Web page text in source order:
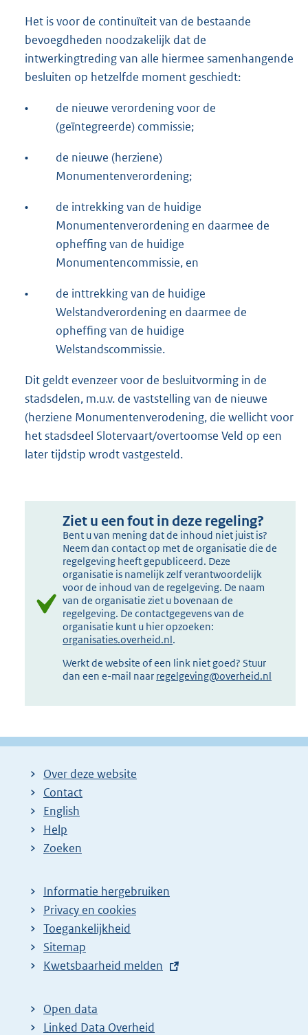
Het is voor de continuïteit van de bestaande
bevoegdheden noodzakelijk dat de
intwerkingtreding van alle hiermee samenhangende
besluiten op hetzelfde moment geschiedt:
•
de nieuwe verordening voor de
(geïntegreerde) commissie;
•
de nieuwe (herziene)
Monumentenverordening;
•
de intrekking van de huidige
Monumentenverordening en daarmee de
opheffing van de huidige
Monumentencommissie, en
•
de inttrekking van de huidige
Welstandverordening en daarmee de
opheffing van de huidige
Welstandscommissie.
Dit geldt evenzeer voor de besluitvorming in de
stadsdelen, m.u.v. de vaststelling van de nieuwe
(herziene Monumentenverodening, die wellicht voor
het stadsdeel Slotervaart/overtoomse Veld op een
later tijdstip wrodt vastgesteld.
Ziet u een fout in deze regeling?
Bent u van mening dat de inhoud niet juist is?
Neem dan contact op met de organisatie die de
regelgeving heeft gepubliceerd. Deze
organisatie is namelijk zelf verantwoordelijk
voor de inhoud van de regelgeving. De naam
van de organisatie ziet u bovenaan de
regelgeving. De contactgegevens van de
organisatie kunt u hier opzoeken:
organisaties.overheid.nl.
Werkt de website of een link niet goed? Stuur
dan een e-mail naar regelgeving@overheid.nl
Over deze website
Contact
English
Help
Zoeken
Informatie hergebruiken
Privacy en cookies
Toegankelijkheid
Sitemap
E
t
e
Kwetsbaarheid melden
Open data
Linked Data Overheid